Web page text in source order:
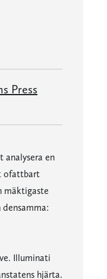
Press
analysera en
ofattbart
mäktigaste
Illuminati
hjärta.